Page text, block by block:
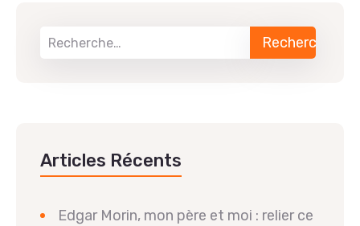
Articles Récents
Edgar Morin, mon père et moi : relier ce